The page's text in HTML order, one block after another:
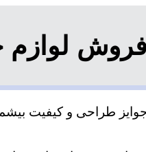
لوازم
طراحی و کیفیت